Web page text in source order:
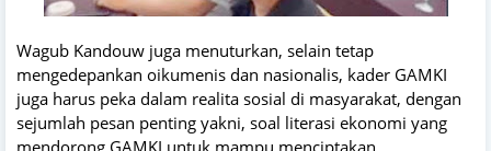
Wagub Kandouw juga menuturkan, selain tetap
mengedepankan oikumenis dan nasionalis, kader GAMKI
juga harus peka dalam realita sosial di masyarakat, dengan
sejumlah pesan penting yakni, soal literasi ekonomi yang
mendorong GAMKI untuk mampu menciptakan